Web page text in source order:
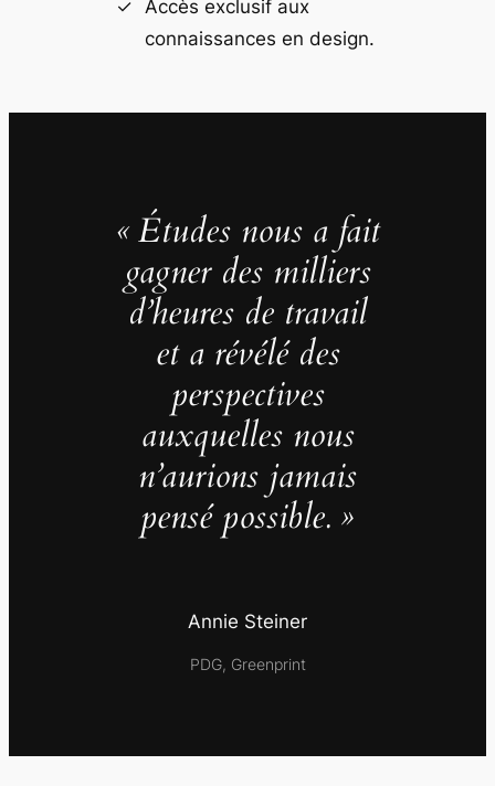
Accès exclusif aux
connaissances en design.
« Études nous a fait
gagner des milliers
d’heures de travail
et a révélé des
perspectives
auxquelles nous
n’aurions jamais
pensé possible. »
Annie Steiner
PDG, Greenprint